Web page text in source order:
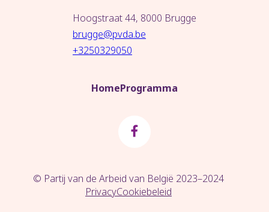
Hoogstraat 44, 8000 Brugge
brugge@pvda.be
+3250329050
HomeProgramma
© Partij van de Arbeid van België 2023–2024
PrivacyCookiebeleid